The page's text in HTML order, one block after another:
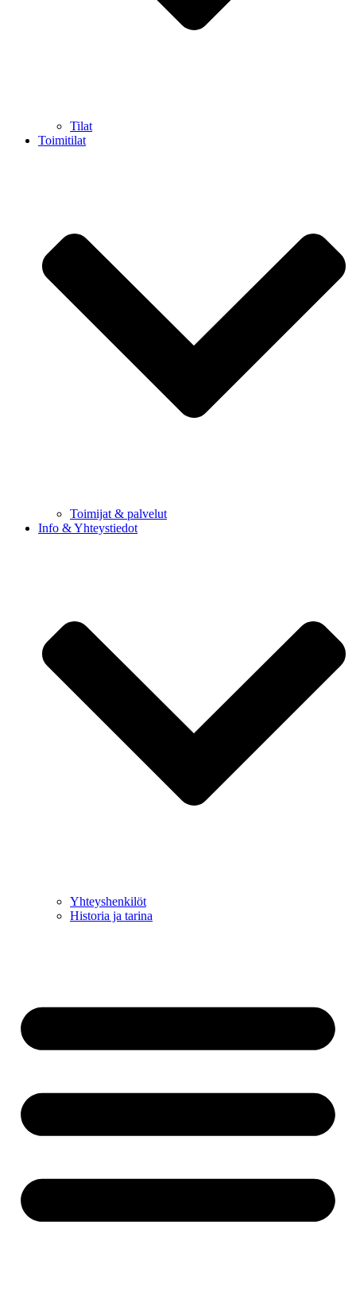
Tilat
Toimitilat
Toimijat & palvelut
Info & Yhteystiedot
Yhteyshenkilöt
Historia ja tarina